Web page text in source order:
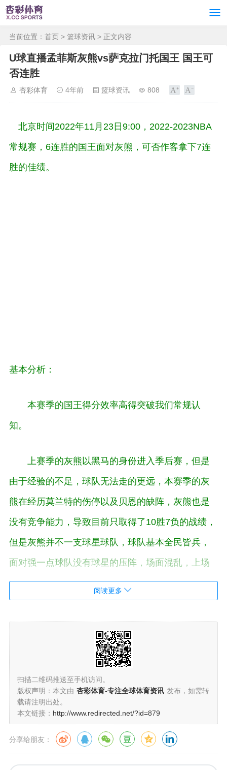
当前位置： 首页 > 篮球资讯 > 正文内容
U球直播孟菲斯灰熊vs萨克拉门托国王 国王可
否连胜
杏彩体育 4年前 篮球资讯 808
北京时间2022年11月23日9:00，2022-2023NBA
常规赛，6连胜的国王面对灰熊，可否作客拿下7连
胜的佳绩。
基本分析：
本赛季的国王得分效率高得突破我们常规认
知。
上赛季的灰熊以黑马的身份进入季后赛，但是
由于经验的不足，球队无法走的更远，本赛季的灰
熊在经历莫兰特的伤停以及贝恩的缺阵，灰熊也是
没有竞争能力，导致目前只取得了10胜7负的战绩，
但是灰熊并不一支球星球队，球队基本全民皆兵，
面对强一点球队没有球星的压阵，场面混乱，上场
面对蓝网就是典型的列子，在半场领先的情况下遭
遇对手的逆转，无缘拿下连胜，以115-127大败蓝
网。
从数据上来说直接给出了国王的支持，然而考虑到
灰熊的主场在国王的让2.5的情况下也没有给出足够
的支持，而总分给出234.5的分数，直接给出了大的
支持，且国王近来的得分能力联盟第一，结合本网
的数据分以及欧析的数据转换，看好两队本场对攻
阅读更多
扫描二维码推送至手机访问。
版权声明：本文由 杏彩体育-专注全球体育资讯 发布，如需转
载请注明出处。
本文链接： http://www.redirected.net/?id=879
分享给朋友：